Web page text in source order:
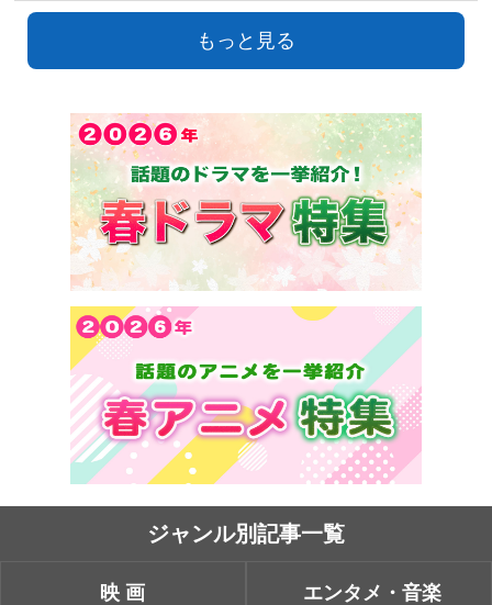
もっと見る
ジャンル別記事一覧
映画 エンタメ・音楽